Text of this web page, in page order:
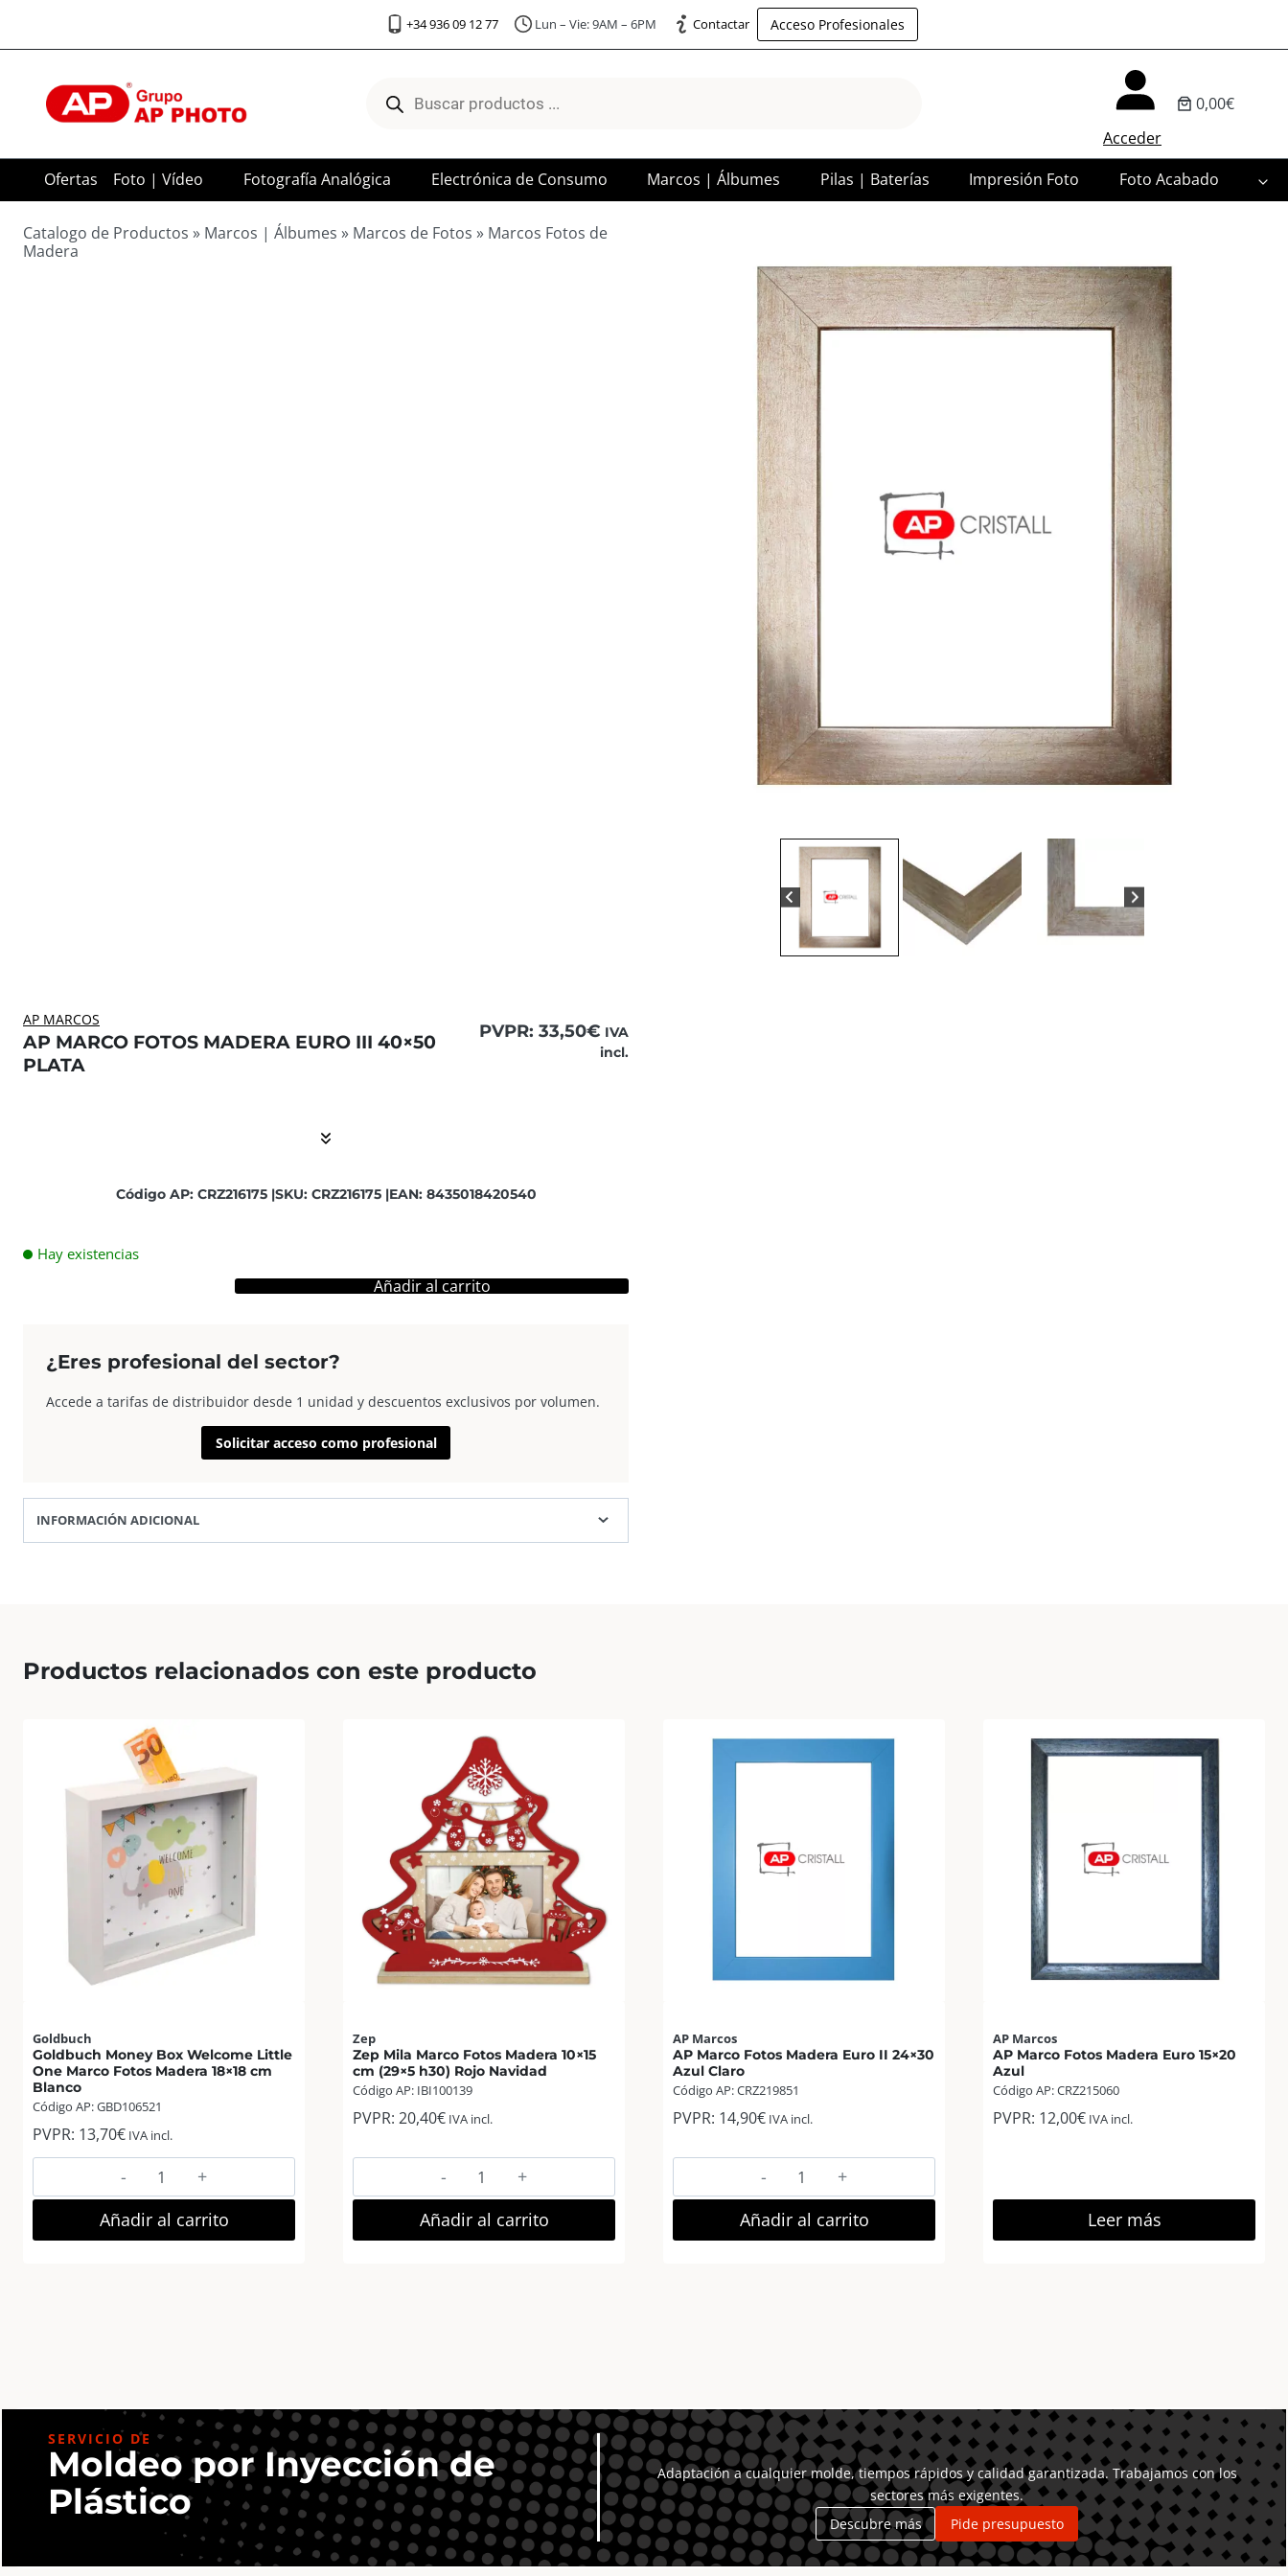
+34 936 09 12 77 Lun – Vie: 9AM – 6PM Contactar Acceso Profesionales
productos
Acceder
0,00€
Ofertas Foto | Vídeo Fotografía Analógica Electrónica de Consumo Marcos | Álbumes Pilas | Baterías Impresión Foto Foto Acabado
Catalogo de Productos » Marcos | Álbumes » Marcos de Fotos » Marcos Fotos de
Madera
AP MARCOS
AP MARCO FOTOS MADERA EURO III 40×50
PLATA
PVPR: 33,50€ IVA
incl.
Código AP: CRZ216175 |SKU: CRZ216175 |EAN: 8435018420540
Hay existencias
Madera
III
Añadir al carrito
¿Eres profesional del sector?
Accede a tarifas de distribuidor desde 1 unidad y descuentos exclusivos por volumen.
Solicitar acceso como profesional
INFORMACIÓN ADICIONAL
Productos relacionados con este producto
Goldbuch
Goldbuch Money Box Welcome Little
One Marco Fotos Madera 18×18 cm
Blanco
Código AP: GBD106521
PVPR: 13,70€ IVA incl.
Goldbuch
Money
Box
Welcome
cm
Blanco
cantidad
Añadir al carrito
Zep
Zep Mila Marco Fotos Madera 10×15
cm (29×5 h30) Rojo Navidad
Código AP: IBI100139
PVPR: 20,40€ IVA incl.
Zep
Mila
Marco
Fotos
Navidad
cantidad
Añadir al carrito
AP Marcos
AP Marco Fotos Madera Euro II 24×30
Azul Claro
Código AP: CRZ219851
PVPR: 14,90€ IVA incl.
AP
Marco
Fotos
Madera
Añadir al carrito
AP Marcos
AP Marco Fotos Madera Euro 15×20
Azul
Código AP: CRZ215060
PVPR: 12,00€ IVA incl.
Leer más
SERVICIO DE
Moldeo por Inyección de
Plástico
Adaptación a cualquier molde, tiempos rápidos y calidad garantizada. Trabajamos con los
sectores más exigentes.
Descubre más
Pide presupuesto